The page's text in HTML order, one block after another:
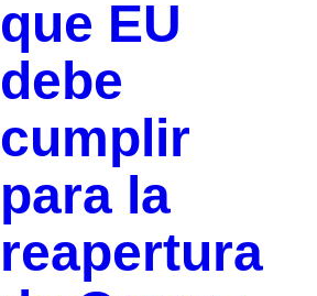
que EU
debe
cumplir
para la
reapertura